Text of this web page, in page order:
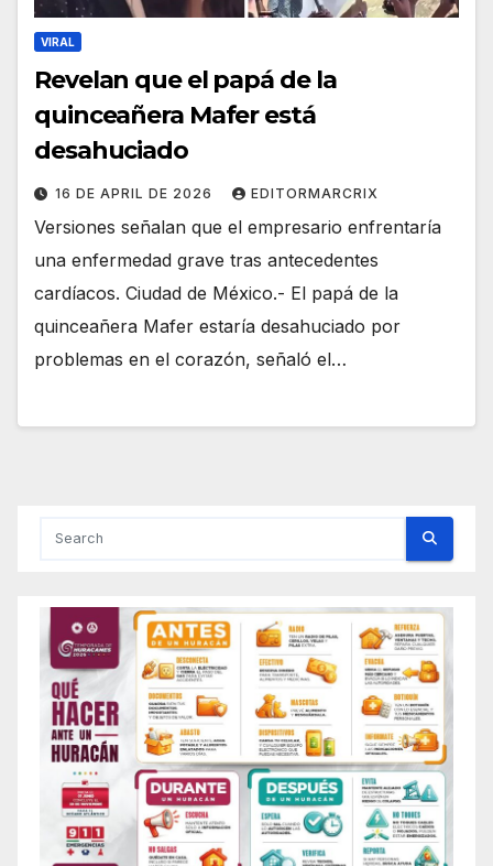
VIRAL
Revelan que el papá de la
quinceañera Mafer está
desahuciado
16 DE APRIL DE 2026 EDITORMARCRIX
Versiones señalan que el empresario enfrentaría
una enfermedad grave tras antecedentes
cardíacos. Ciudad de México.- El papá de la
quinceañera Mafer estaría desahuciado por
problemas en el corazón, señaló el…